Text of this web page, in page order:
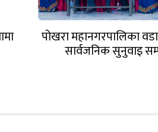
पोखरा महानगरपालिका
सार्वजनिक सुनुवाइ